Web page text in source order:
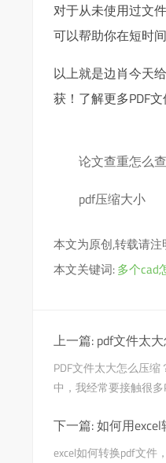
对于从未使用过文
可以帮助你在短时
以上就是边肖今天
获！了解更多PDF
论文查重怎么查
pdf压缩大小
本文为原创,转载请注
本文关键词:多个cad
上一篇: pdf文件太
PDF文件太大怎么压
中，我经常要接触很
下一篇:如何用excel
excel如何转换pdf文件